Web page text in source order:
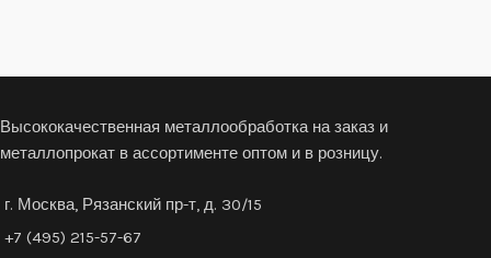
Высококачественная металлообработка на заказ и
металлопрокат в ассортименте оптом и в розницу.
г. Москва, Рязанский пр-т, д. 30/15
+7 (495) 215-57-67